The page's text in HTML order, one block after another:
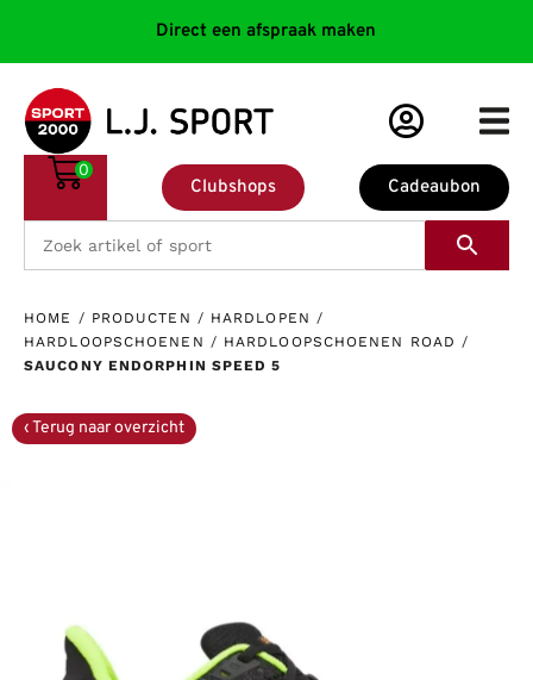
Direct een afspraak maken
Cadeaubon
Clubshops
0
HOME / PRODUCTEN / HARDLOPEN /
HARDLOOPSCHOENEN / HARDLOOPSCHOENEN ROAD /
SAUCONY ENDORPHIN SPEED 5